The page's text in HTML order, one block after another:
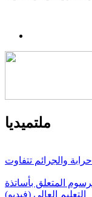
ملتميديا
والجرائم تتفاوت
المتعلق بأساتذة
التعليم العالي (فيديو)